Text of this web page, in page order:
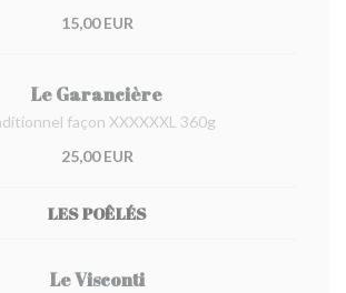
15,00 EUR
Le Garancière
façon XXXXXXL 360g
25,00 EUR
LES POÊLÉS
Le Visconti